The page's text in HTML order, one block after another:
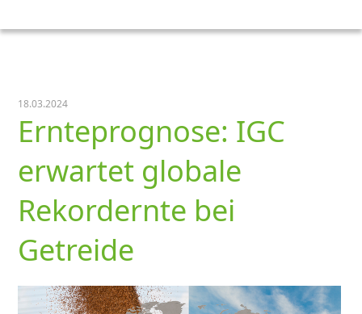
18.03.2024
Ernteprognose: IGC
erwartet globale
Rekordernte bei
Getreide